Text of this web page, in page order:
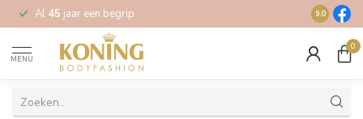
Al 45 jaar een begrip Gratis
9.0
MENU
0